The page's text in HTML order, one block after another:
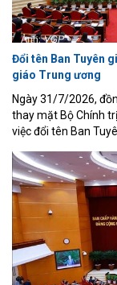
Đổi tên Ban Tuyên
giáo Trung ương
Ngày 31/7/2026,
thay mặt Bộ Chính
việc đổi tên Ban